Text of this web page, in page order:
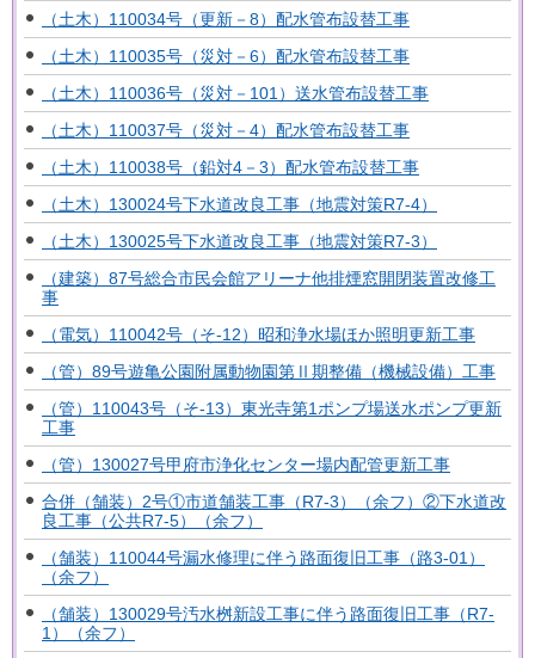
（土木）110034号（更新－8）配水管布設替工事
（土木）110035号（災対－6）配水管布設替工事
（土木）110036号（災対－101）送水管布設替工事
（土木）110037号（災対－4）配水管布設替工事
（土木）110038号（鉛対4－3）配水管布設替工事
（土木）130024号下水道改良工事（地震対策R7-4）
（土木）130025号下水道改良工事（地震対策R7-3）
（建築）87号総合市民会館アリーナ他排煙窓開閉装置改修工
事
（電気）110042号（そ-12）昭和浄水場ほか照明更新工事
（管）89号遊亀公園附属動物園第Ⅱ期整備（機械設備）工事
（管）110043号（そ-13）東光寺第1ポンプ場送水ポンプ更新
工事
（管）130027号甲府市浄化センター場内配管更新工事
合併（舗装）2号①市道舗装工事（R7-3）（余フ）②下水道改
良工事（公共R7-5）（余フ）
（舗装）110044号漏水修理に伴う路面復旧工事（路3-01）
（余フ）
（舗装）130029号汚水桝新設工事に伴う路面復旧工事（R7-
1）（余フ）